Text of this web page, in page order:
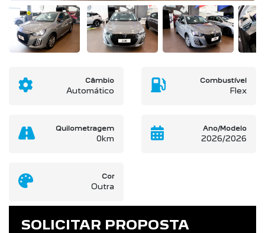
Câmbio
Automático
Combustível
Flex
Quilometragem
0km
Ano/Modelo
2026/2026
Cor
Outra
SOLICITAR PROPOSTA